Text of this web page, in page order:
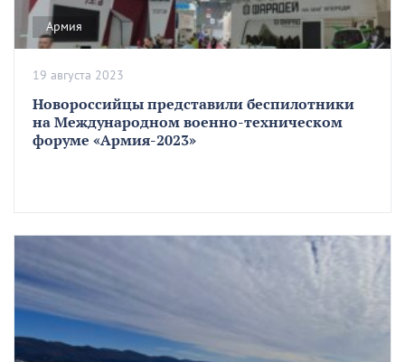
Армия
Новороссийцы представили беспилотники
на Международном военно-техническом
форуме «Армия-2023»
19 августа 2023